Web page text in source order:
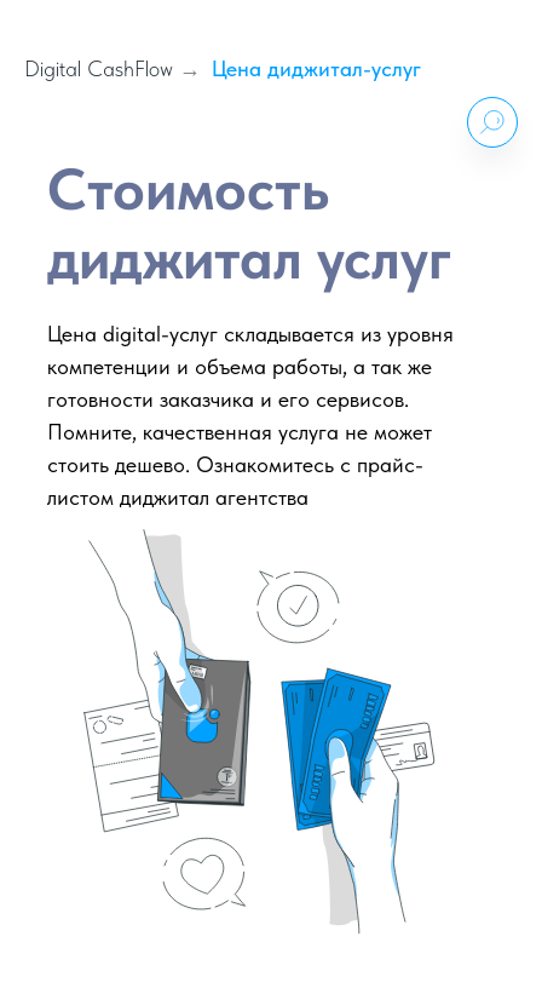
Digital CashFlow → Цена диджитал-услуг
Стоимость
диджитал услуг
Цена digital-услуг складывается из уровня
компетенции и объема работы, а так же
готовности заказчика и его сервисов.
Помните, качественная услуга не может
стоить дешево. Ознакомитесь с прайс-
листом диджитал агентства